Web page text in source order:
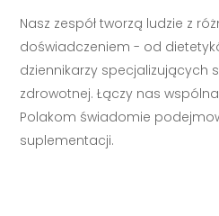
Nasz zespół tworzą ludzie z
doświadczeniem - od
dziennikarzy specjalizujących
zdrowotnej. Łączy nas
Polakom świadomie
suplementacji.